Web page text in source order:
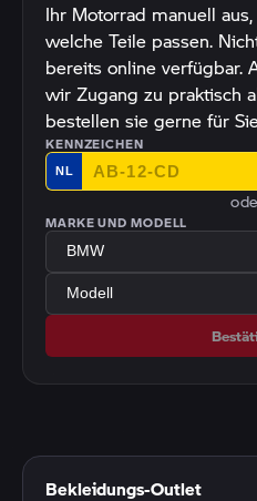
Ihr Motorrad manuell
welche Teile passen.
bereits online verfügbar.
wir Zugang zu praktisch
bestellen sie gerne für
KENNZEICHEN
NL
MARKE UND MODELL
Bekleidungs-Outlet